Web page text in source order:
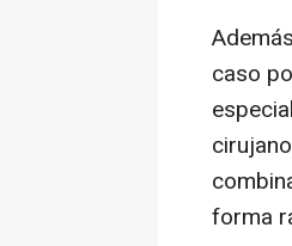
caso
forma